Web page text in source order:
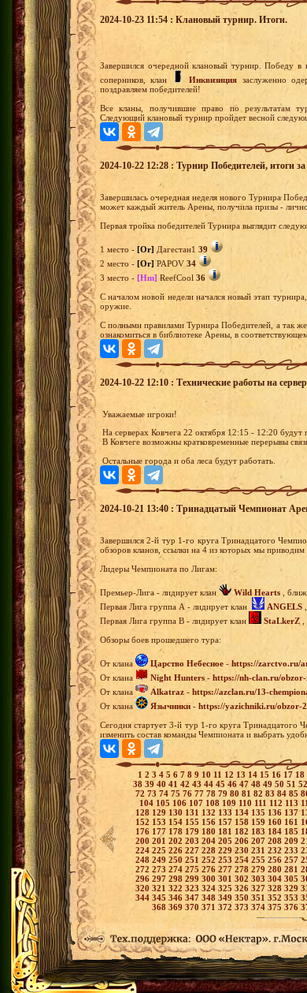
2024-10-23 11:54 : Клановый турнир. Итоги.
Завершился очередной клановый турнир. Победу в
соперников, клан
Инквизиция заслуженно
поздравляем победителей!
Все кланы, получившие право по результатам
Следующий клановый турнир пройдет весной
2024-10-22 12:28 : Турнир Победителей, итоги
Завершилась очередная неделя нового Турнира
может каждый житель Арены, получила призы -
Первая тройка победителей Турнира выглядит
1 место - [Or] Дагестан1 39
2 место - [Or] PAPOV 34
3 место - [Hm] ReefCool 36
С началом новой недели начался новый этап
оружие.
С полными правилами Турнира Победителей, а так
ознакомиться в библиотеке Арены, в соответствующем
2024-10-22 12:10 : Технические работы на
Уважаемые игроки!
На серверах Ковчега 22 октября 12:15 - 12:20 будут
В Ковчеге возможны кратковременные перерывы
Остальные города и оба леса будут работать.
2024-10-21 13:40 : Тринадцатый Чемпионат
Завершился 2-й тур 1-го круга Тринадцатого
обзоров кланов, ссылки на 4 из которых мы приводим
Лидеры Чемпионата по Лигам:
Премьер-Лига - лидирует клан Wild Hearts ,
Первая Лига группа А - лидирует клан
ANGELS
Первая Лига группа В - лидирует клан
StaLkerZ
Обзоры боев прошедшего тура:
От клана Царство Небесное - https://zarctvo.ru/
От клана
Night Hunters - https://nh-clan.ru/
От клана
Alkatraz - https://azclan.ru/13-
От клана
Язычники - https://yazichniki.ru/obzor-
Сегодня стартует 3-й тур 1-го круга Тринадцатого
изменить состав команды Чемпионата и выбрать
1 2 3 4 5 6 7 8 9 10 11 12 13 14 15 16 17 18
38 3940 41 42 43 44 45 46 47 48 49 50 51 52
72 73 74 75 76 77 78 79 80 81 82 83 84 85
104 105 106 107 108 109 110 111 112 113
128 129 130 131 132 133 134 135 136 137
152 153 154 155 156 157 158 159 160 161
176 177 178 179 180 181 182 183 184 185
200 201 202 203 204 205 206 207 208 209
224 225 226 227 228 229230 231 232 233
248 249 250 251 252 253 254 255 256 257
272 273 274 275 276 277 278 279 280 281
296 297 298 299 300 301 302 303 304 305
320 321 322 323 324 325 326 327 328 329
344 345 346 347 348 349 350 351 352 353
368 369 370 371 372 373 374 375 376